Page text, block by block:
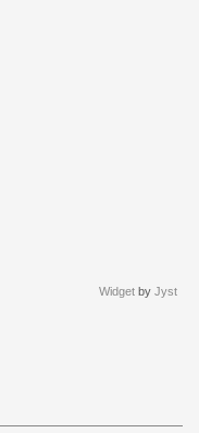
Widget by Jyst